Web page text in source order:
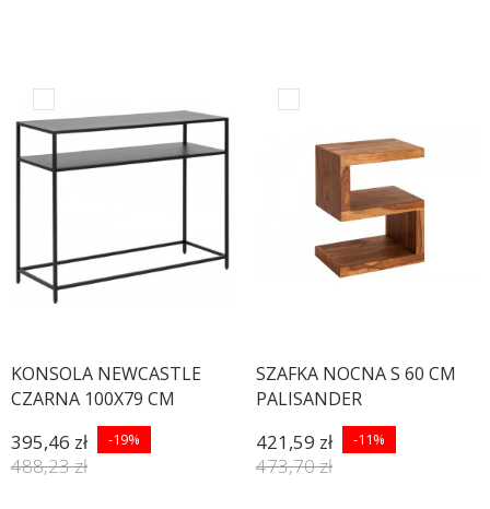
KONSOLA NEWCASTLE
CZARNA 100X79 CM
395,46 zł -19%
488,23 zł
SZAFKA NOCNA S 60 CM
PALISANDER
421,59 zł -11%
473,70 zł